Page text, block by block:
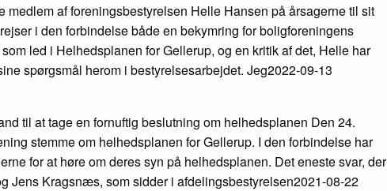
af foreningsbestyrelsen Helle Hansen på årsagerne til sit
i den forbindelse både en bekymring for boligforeningens
led i Helhedsplanen for Gellerup, og en kritik af det, Helle har
spørgsmål herom i bestyrelsesarbejdet. Jeg2022-09-13
til at tage en fornuftig beslutning om helhedsplanen Den 24.
stemme om helhedsplanen for Gellerup. I den forbindelse har
for at høre om deres syn på helhedsplanen. Det eneste svar, der
Jens Kragsnæs, som sidder i afdelingsbestyrelsen2021-08-22